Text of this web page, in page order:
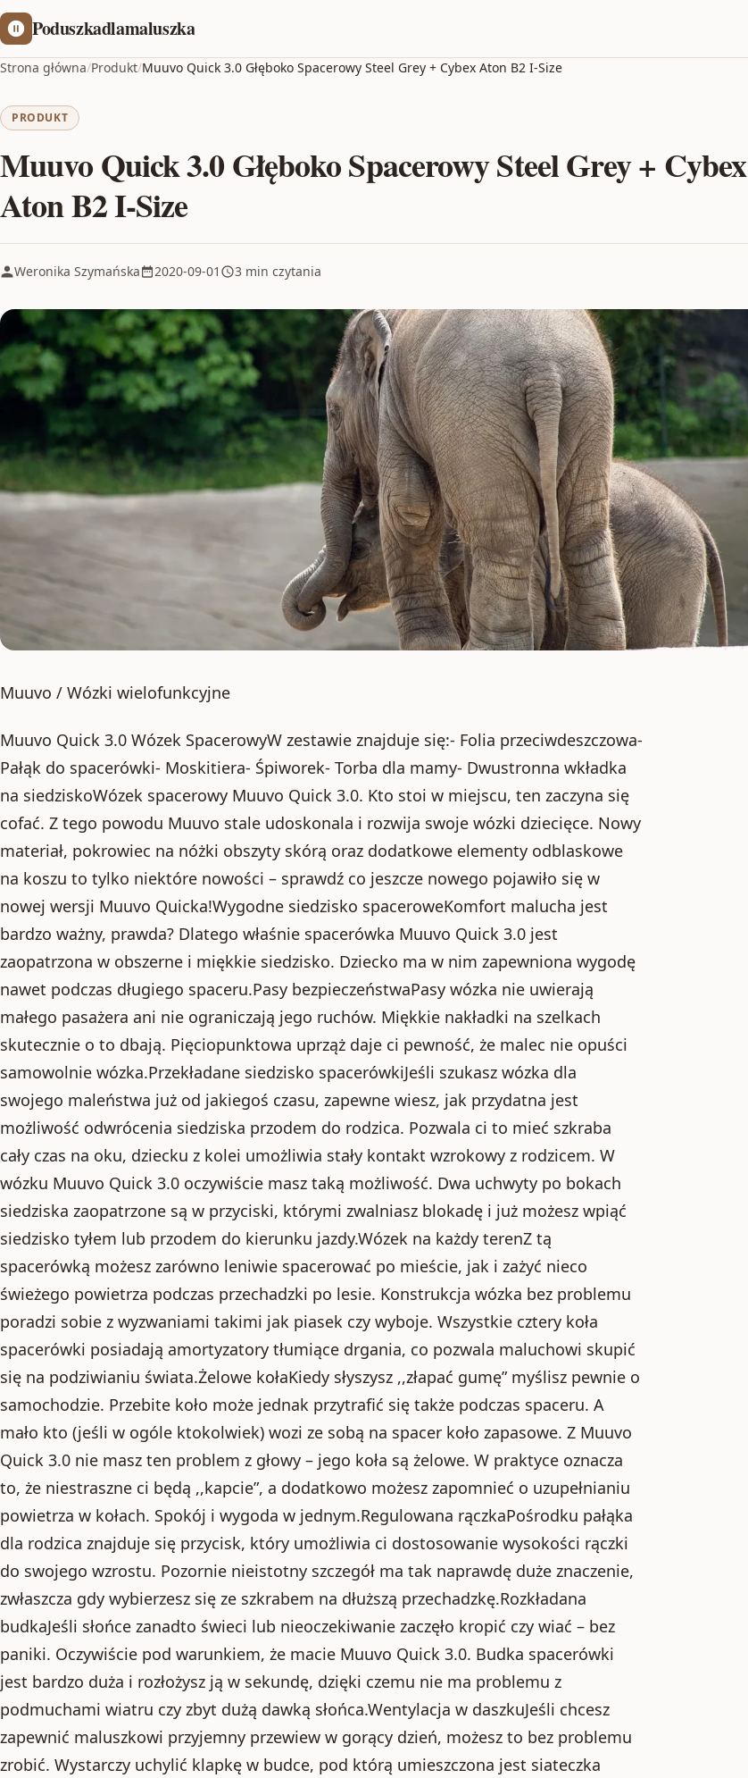
Poduszkadlamaluszka
Strona główna/Produkt/Muuvo Quick 3.0 Głęboko Spacerowy Steel Grey + Cybex Aton B2 I-Size
PRODUKT
Muuvo Quick 3.0 Głęboko Spacerowy Steel Grey + Cybex
Aton B2 I-Size
Weronika Szymańska 2020-09-01 3 min czytania
Muuvo / Wózki wielofunkcyjne
Muuvo Quick 3.0 Wózek SpacerowyW zestawie znajduje się:- Folia przeciwdeszczowa-
Pałąk do spacerówki- Moskitiera- Śpiworek- Torba dla mamy- Dwustronna wkładka
na siedziskoWózek spacerowy Muuvo Quick 3.0. Kto stoi w miejscu, ten zaczyna się
cofać. Z tego powodu Muuvo stale udoskonala i rozwija swoje wózki dziecięce. Nowy
materiał, pokrowiec na nóżki obszyty skórą oraz dodatkowe elementy odblaskowe
na koszu to tylko niektóre nowości – sprawdź co jeszcze nowego pojawiło się w
nowej wersji Muuvo Quicka!Wygodne siedzisko spaceroweKomfort malucha jest
bardzo ważny, prawda? Dlatego właśnie spacerówka Muuvo Quick 3.0 jest
zaopatrzona w obszerne i miękkie siedzisko. Dziecko ma w nim zapewniona wygodę
nawet podczas długiego spaceru.Pasy bezpieczeństwaPasy wózka nie uwierają
małego pasażera ani nie ograniczają jego ruchów. Miękkie nakładki na szelkach
skutecznie o to dbają. Pięciopunktowa uprząż daje ci pewność, że malec nie opuści
samowolnie wózka.Przekładane siedzisko spacerówkiJeśli szukasz wózka dla
swojego maleństwa już od jakiegoś czasu, zapewne wiesz, jak przydatna jest
możliwość odwrócenia siedziska przodem do rodzica. Pozwala ci to mieć szkraba
cały czas na oku, dziecku z kolei umożliwia stały kontakt wzrokowy z rodzicem. W
wózku Muuvo Quick 3.0 oczywiście masz taką możliwość. Dwa uchwyty po bokach
siedziska zaopatrzone są w przyciski, którymi zwalniasz blokadę i już możesz wpiąć
siedzisko tyłem lub przodem do kierunku jazdy.Wózek na każdy terenZ tą
spacerówką możesz zarówno leniwie spacerować po mieście, jak i zażyć nieco
świeżego powietrza podczas przechadzki po lesie. Konstrukcja wózka bez problemu
poradzi sobie z wyzwaniami takimi jak piasek czy wyboje. Wszystkie cztery koła
spacerówki posiadają amortyzatory tłumiące drgania, co pozwala maluchowi skupić
się na podziwianiu świata.Żelowe kołaKiedy słyszysz ,,złapać gumę” myślisz pewnie o
samochodzie. Przebite koło może jednak przytrafić się także podczas spaceru. A
mało kto (jeśli w ogóle ktokolwiek) wozi ze sobą na spacer koło zapasowe. Z Muuvo
Quick 3.0 nie masz ten problem z głowy – jego koła są żelowe. W praktyce oznacza
to, że niestraszne ci będą ,,kapcie”, a dodatkowo możesz zapomnieć o uzupełnianiu
powietrza w kołach. Spokój i wygoda w jednym.Regulowana rączkaPośrodku pałąka
dla rodzica znajduje się przycisk, który umożliwia ci dostosowanie wysokości rączki
do swojego wzrostu. Pozornie nieistotny szczegół ma tak naprawdę duże znaczenie,
zwłaszcza gdy wybierzesz się ze szkrabem na dłuższą przechadzkę.Rozkładana
budkaJeśli słońce zanadto świeci lub nieoczekiwanie zaczęło kropić czy wiać – bez
paniki. Oczywiście pod warunkiem, że macie Muuvo Quick 3.0. Budka spacerówki
jest bardzo duża i rozłożysz ją w sekundę, dzięki czemu nie ma problemu z
podmuchami wiatru czy zbyt dużą dawką słońca.Wentylacja w daszkuJeśli chcesz
zapewnić maluszkowi przyjemny przewiew w gorący dzień, możesz to bez problemu
zrobić. Wystarczy uchylić klapkę w budce, pod którą umieszczona jest siateczka